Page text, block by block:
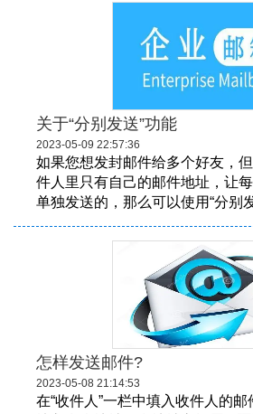
关于“分别发送”功能
2023-05-09 22:57:36
如果您想发封邮件给多个好友，
件人里只有自己的邮件地址，让
单独发送的，那么可以使用“分别
怎样发送邮件?
2023-05-08 21:14:53
在“收件人”一栏中填入收件人的